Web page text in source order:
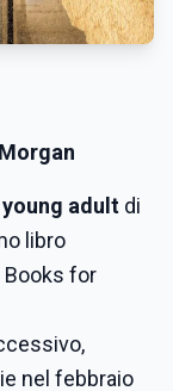
adult di
libro
Books for
nel febbraio